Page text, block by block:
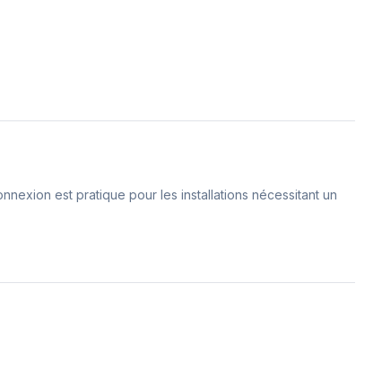
est pratique pour les installations nécessitant un